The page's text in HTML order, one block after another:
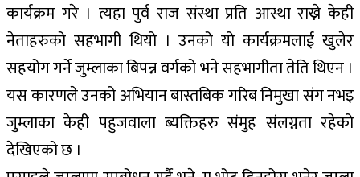
कार्यक्रम गरे । त्यहा पुर्व राज संस्था प्रति आस्था राख्ने केही
नेताहरुको सहभागी थियो । उनको यो कार्यक्रमलाई खुलेर
सहयोग गर्ने जुम्लाका बिपन्न वर्गको भने सहभागीता तेति थिएन ।
यस कारणले उनको अभियान बास्तबिक गरिब निमुखा संग नभइ
जुम्लाका केही पहुजवाला ब्यक्तिहरु संमुह संलग्नता रहेको
देखिएको छ ।